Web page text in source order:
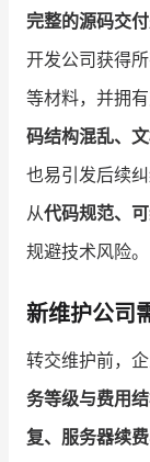
完整的源码交
开发公司获得
等材料，并拥
码结构混乱、
也易引发后续
从代码规范、
规避技术风险。
新维护公司
转交维护前，
务等级与费用
复、服务器续